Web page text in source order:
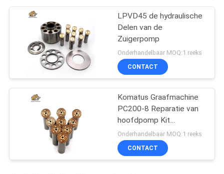
LPVD45 de hydraulische
Delen van de
Zuigerpomp
Onderhandelbaar MOQ:1 reeks
CONTACT
Komatus Graafmachine
PC200-8 Reparatie van
hoofdpomp Kit
Hydraulische pomp
Onderdeel zuigerpomp
Onderhoud reparatie
Onderhandelbaar MOQ:1 reeks
CONTACT